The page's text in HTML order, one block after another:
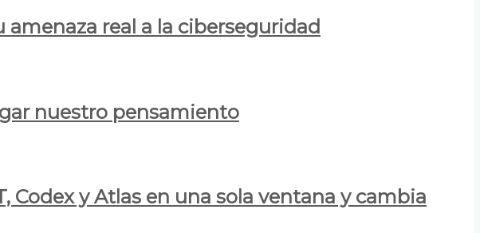
real a la ciberseguridad
nuestro pensamiento
Codex y Atlas en una sola ventana y cambia